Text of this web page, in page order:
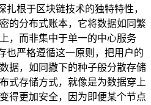
扎根于区块链技术的独特特性，
的分布式账本，它将数据如同繁
，而非集中于单一的中心服务
也严格遵循这一原则，把用户的
据，如同撒下的种子般分散存储
式存储方式，就像是为数据穿上
得更加安全，因为即便某个节点